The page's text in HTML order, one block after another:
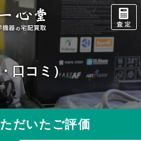
口コミ）
だいたご評価